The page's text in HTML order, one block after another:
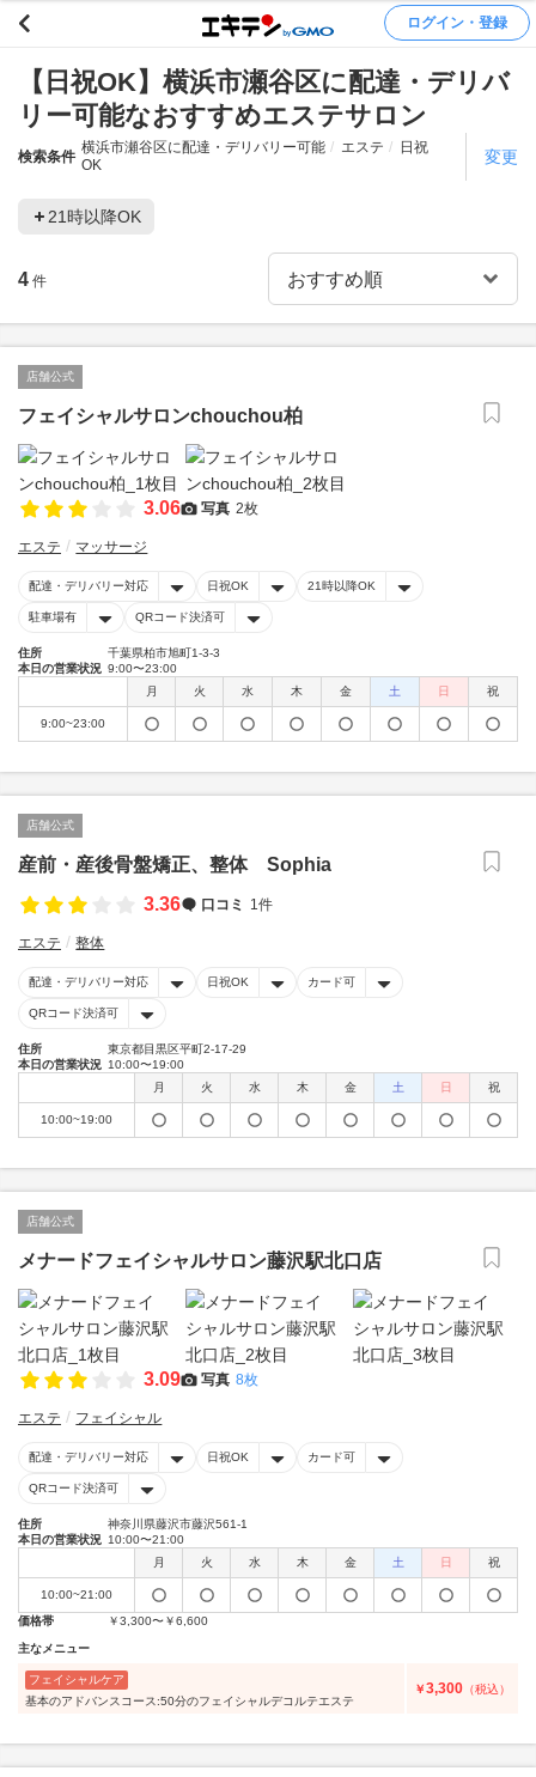
ログイン・登録
【日祝OK】横浜市瀬谷区に配達・デリバ
リー可能なおすすめエステサロン
検索条件
横浜市瀬谷区に配達・デリバリー可能 エステ
日祝
OK
変更
21時以降OK
4 件
店舗公式
フェイシャルサロンchouchou柏
3.06 写真 2枚
エステ マッサージ
配達・デリバリー対応 日祝OK 21時以降OK
駐車場有 QRコード決済可
住所
千葉県柏市旭町1-3-3
本日の営業状況 9:00〜23:00
月
火 水 木 金 土 日 祝
9:00~23:00
店舗公式
産前・産後骨盤矯正、整体 Sophia
3.36
口コミ 1件
エステ 整体
配達・デリバリー対応 日祝OK カード可
QRコード決済可
住所
東京都目黒区平町2-17-29
本日の営業状況 10:00〜19:00
月
火 水 木 金 土 日 祝
10:00~19:00
店舗公式
メナードフェイシャルサロン藤沢駅北口店
3.09 写真 8枚
エステ フェイシャル
配達・デリバリー対応 日祝OK カード可
QRコード決済可
住所
神奈川県藤沢市藤沢561-1
本日の営業状況 10:00〜21:00
月
火 水 木 金 土 日 祝
10:00~21:00
価格帯
￥3,300〜￥6,600
主なメニュー
フェイシャルケア
基本のアドバンスコース:50分のフェイシャルデコルテエステ
￥3,300 （税込）